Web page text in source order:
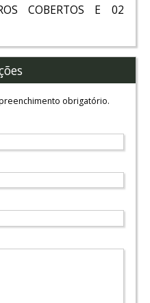
COBERTOS E 02
obrigatório.